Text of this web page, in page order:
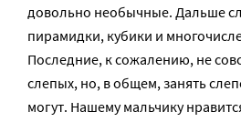
довольно необычные. Дальше
пирамидки, кубики и
Последние, к сожалению, не
слепых, но, в общем, занять
могут. Нашему мальчику